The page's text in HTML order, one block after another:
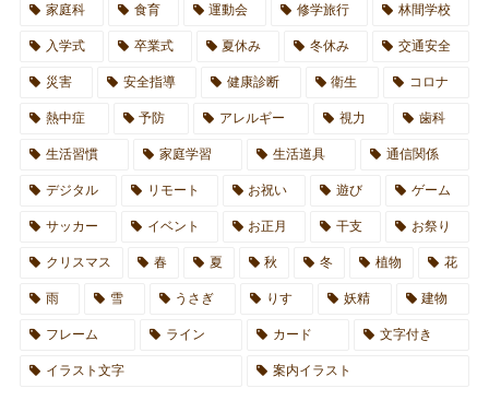
家庭科 食育 運動会 修学旅行 林間学校
入学式 卒業式 夏休み 冬休み 交通安全
災害 安全指導 健康診断 衛生 コロナ
熱中症 予防 アレルギー 視力 歯科
生活習慣 家庭学習 生活道具 通信関係
デジタル リモート お祝い 遊び ゲーム
サッカー イベント お正月 干支 お祭り
クリスマス 春 夏 秋 冬 植物 花
雨 雪 うさぎ りす 妖精 建物
フレーム ライン カード 文字付き
イラスト文字 案内イラスト